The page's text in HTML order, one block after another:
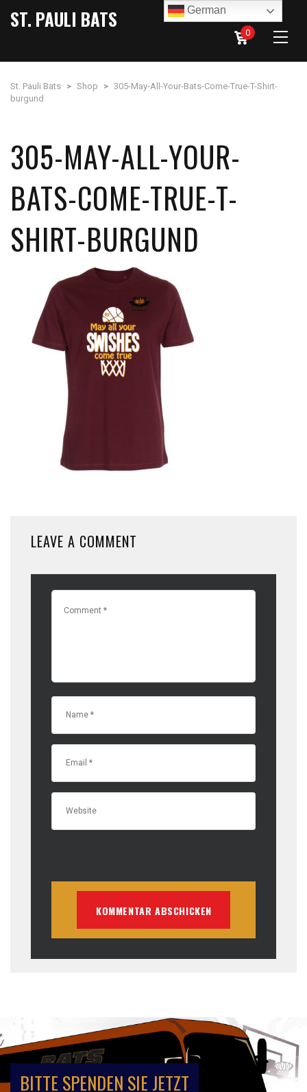
ST. PAULI BATS
0
St. Pauli Bats > Shop > 305-May-All-Your-Bats-Come-True-T-Shirt-
burgund
305-MAY-ALL-YOUR-
BATS-COME-TRUE-T-
SHIRT-BURGUND
LEAVE A COMMENT
BITTE SPENDEN SIE JETZT
German